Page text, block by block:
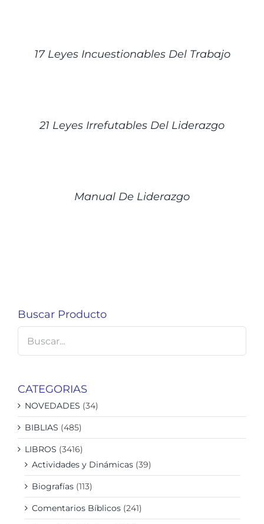
17 Leyes Incuestionables Del Trabajo
21 Leyes Irrefutables Del Liderazgo
Manual De Liderazgo
Buscar Producto
CATEGORIAS
NOVEDADES (34)
BIBLIAS (485)
LIBROS (3416)
Actividades y Dinámicas (39)
Biografías (113)
Comentarios Bíblicos (241)